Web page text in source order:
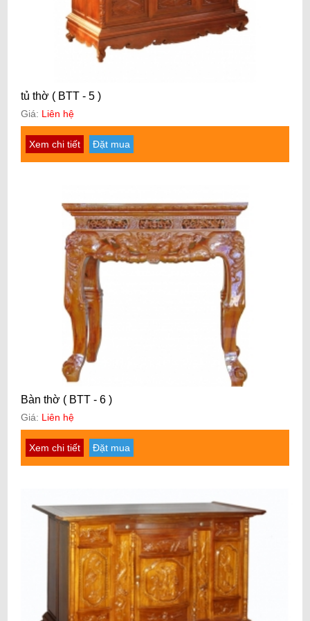
tủ thờ ( BTT - 5 )
Giá: Liên hệ
Xem chi tiết Đặt mua
Bàn thờ ( BTT - 6 )
Giá: Liên hệ
Xem chi tiết Đặt mua